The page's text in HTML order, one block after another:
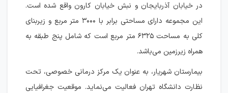
در خیابان آذربایجان و نبش خیابان کارون واقع شده است.
این مجموعه دارای مساحتی برابر با ۳۰۰۰ متر مربع و زیربنای
کلی به مساحت ۶۳۲۵ متر مربع است که شامل پنج طبقه به
همراه زیرزمین می‌باشد.
بیمارستان شهریار، به عنوان یک مرکز درمانی خصوصی، تحت
نظارت دانشگاه تهران فعالیت می‌نماید. موقعیت جغرافیایی